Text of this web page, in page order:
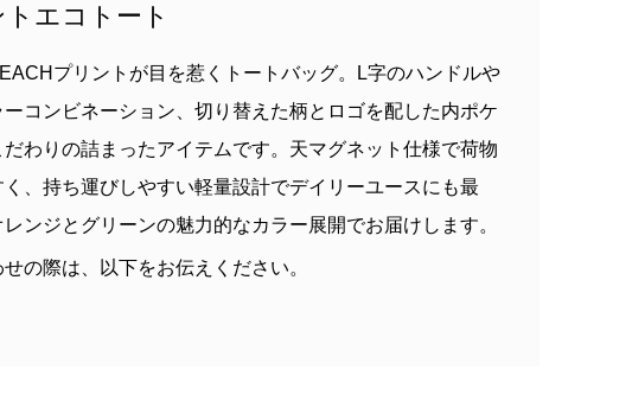
エコトート
プリントが目を惹くトートバッグ。L字のハンドルや
コンビネーション、切り替えた柄とロゴを配した内ポケ
わりの詰まったアイテムです。天マグネット仕様で荷物
、持ち運びしやすい軽量設計でデイリーユースにも最
ンジとグリーンの魅力的なカラー展開でお届けします。
の際は、以下をお伝えください。